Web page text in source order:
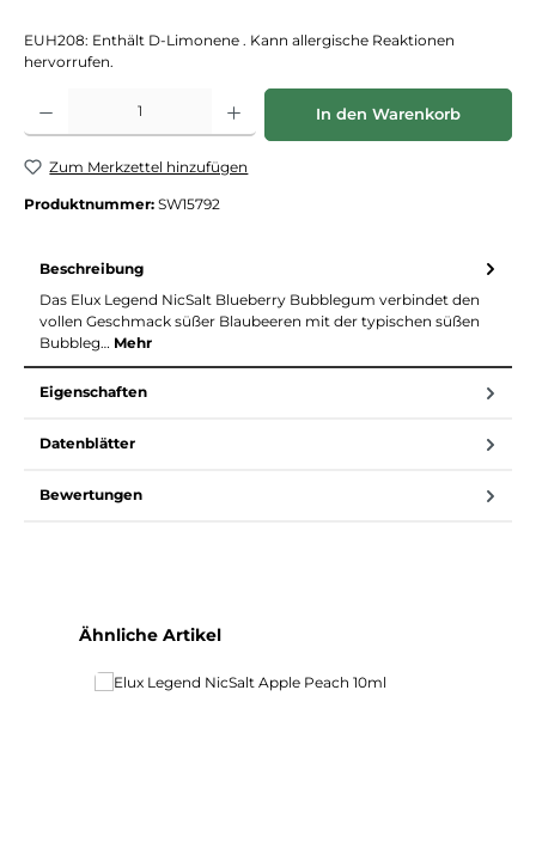
EUH208: Enthält D-Limonene . Kann allergische Reaktionen
hervorrufen.
Produkt Anzahl: Gib den gewünschten Wert ein oder benutze die
In den Warenkorb
Zum Merkzettel hinzufügen
Produktnummer: SW15792
Beschreibung
Das Elux Legend NicSalt Blueberry Bubblegum verbindet den
vollen Geschmack süßer Blaubeeren mit der typischen süßen
Bubbleg… Mehr
Eigenschaften
Datenblätter
Bewertungen
Produktgalerie überspringen
Ähnliche Artikel